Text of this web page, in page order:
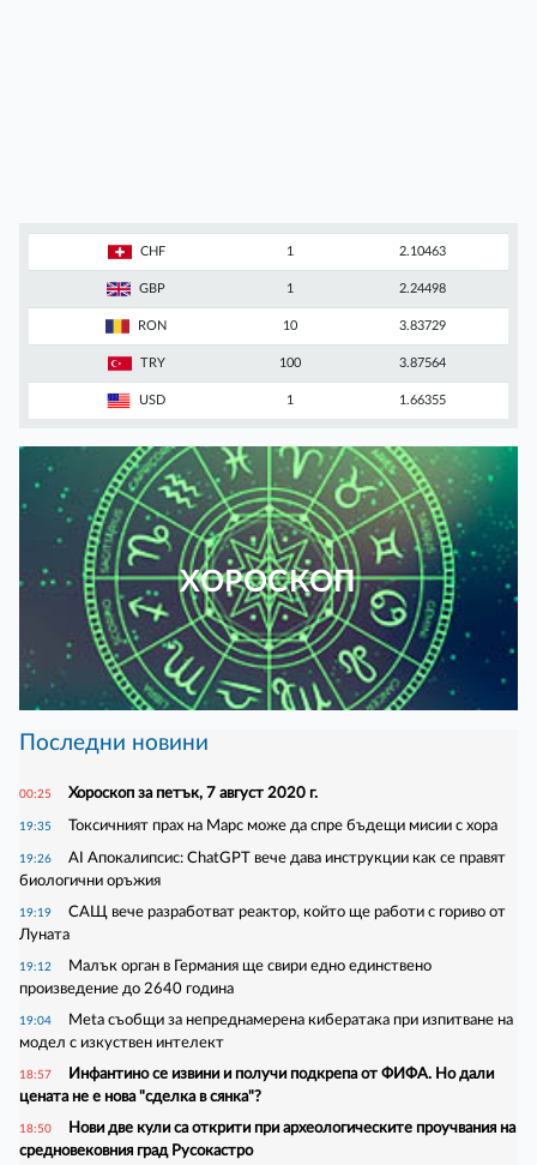
CHF 1 2.10463
GBP 1 2.24498
RON 10 3.83729
TRY 100 3.87564
USD 1 1.66355
ХОРОСКОП
Последни новини
00:25 Хороскоп за петък, 7 август 2020 г.
19:35 Токсичният прах на Марс може да спре бъдещи мисии с хора
19:26
AI Апокалипсис: ChatGPT вече дава инструкции как се правят
биологични оръжия
19:19
САЩ вече разработват реактор, който ще работи с гориво от
Луната
19:12
Малък орган в Германия ще свири едно единствено
произведение до 2640 година
19:04
Meta съобщи за непреднамерена кибератака при изпитване на
модел с изкуствен интелект
18:57
Инфантино се извини и получи подкрепа от ФИФА. Но дали
цената не е нова "сделка в сянка"?
18:50
Нови две кули са открити при археологическите проучвания на
средновековния град Русокастро